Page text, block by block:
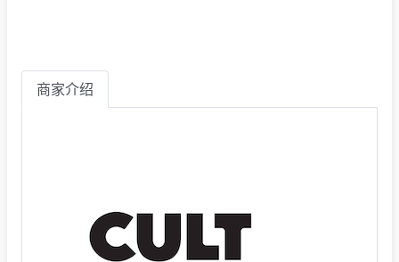
商家介绍